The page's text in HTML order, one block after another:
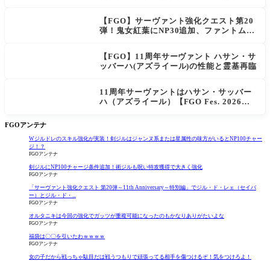
【FGO】サーヴァント強化クエスト第20
弾！鬼女紅葉にNP30追加、ファントムも
【FGO】11周年サーヴァント ハサン・サ
ッバーハ(アズライール)の性能と霊基再臨
11周年サーヴァントはハサン・サッバー
ハ（アズライール）【FGO Fes. 2026】
FGOアンテナ
Wジルドレのスキル強化が実装！剣ジルはジャンヌ系または星属性の味方がいるとNP100チャー
ジ！？
FGOアンテナ
剣ジルにNP100チャージ条件追加！術ジルも呪い特攻獲得で大きく強化
FGOアンテナ
「サーヴァント強化クエスト 第20弾～11th Anniversary～特別編」でジル・ド・レェ（セイバ
ー）とジル・ド・...
FGOアンテナ
オルタニキは今回の強化でガッツが重複可能になったのもかなりありがたいよな
FGOアンテナ
福袋は〇〇を引いたわｗｗｗｗ
FGOアンテナ
女の子だから戦っちゃ駄目だは戦うつもりで頑張ってる相手を傷つけるぞ！気をつけろよ！